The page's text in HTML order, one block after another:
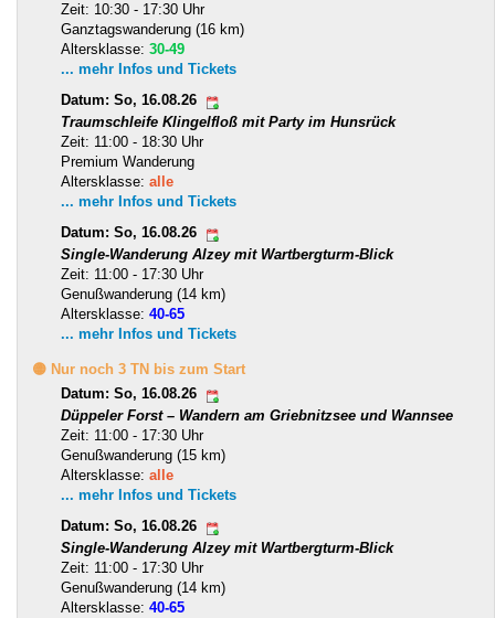
Zeit: 10:30 - 17:30 Uhr
Ganztagswanderung (16 km)
Altersklasse: 30-49
... mehr Infos und Tickets
Datum: So, 16.08.26
Traumschleife Klingelfloß mit Party im Hunsrück
Zeit: 11:00 - 18:30 Uhr
Premium Wanderung
Altersklasse: alle
... mehr Infos und Tickets
Datum: So, 16.08.26
Single-Wanderung Alzey mit Wartbergturm-Blick
Zeit: 11:00 - 17:30 Uhr
Genußwanderung (14 km)
Altersklasse: 40-65
... mehr Infos und Tickets
🟡 Nur noch 3 TN bis zum Start
Datum: So, 16.08.26
Düppeler Forst – Wandern am Griebnitzsee und Wannsee
Zeit: 11:00 - 17:30 Uhr
Genußwanderung (15 km)
Altersklasse: alle
... mehr Infos und Tickets
Datum: So, 16.08.26
Single-Wanderung Alzey mit Wartbergturm-Blick
Zeit: 11:00 - 17:30 Uhr
Genußwanderung (14 km)
Altersklasse: 40-65